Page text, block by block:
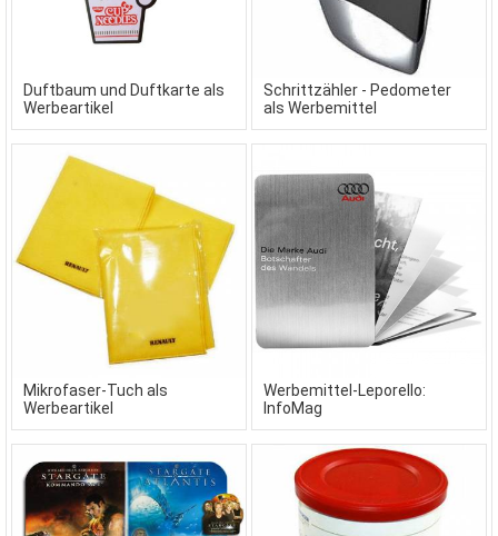
Duftbaum und Duftkarte als
Werbeartikel
Schrittzähler - Pedometer
als Werbemittel
Mikrofaser-Tuch als
Werbeartikel
Werbemittel-Leporello:
InfoMag